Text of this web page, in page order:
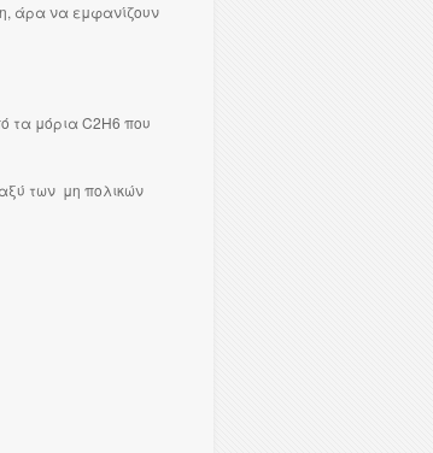
άρα να εμφανίζουν
τα μόρια C2H6 που
των μη πολικών